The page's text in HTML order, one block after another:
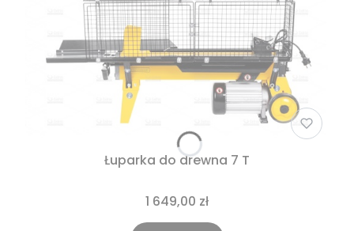
Łuparka do drewna 7 T
1 649,00 zł